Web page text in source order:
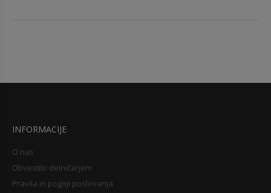
INFORMACIJE
O nas
Obvestilo delničarjem
Pravila in pogoji poslovanja